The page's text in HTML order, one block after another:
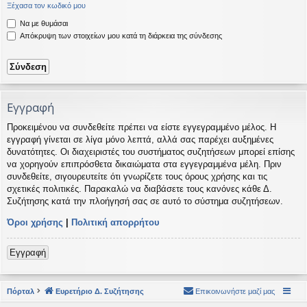
Ξέχασα τον κωδικό μου
Να με θυμάσαι
Απόκρυψη των στοιχείων μου κατά τη διάρκεια της σύνδεσης
Εγγραφή
Προκειμένου να συνδεθείτε πρέπει να είστε εγγεγραμμένο μέλος. Η
εγγραφή γίνεται σε λίγα μόνο λεπτά, αλλά σας παρέχει αυξημένες
δυνατότητες. Οι διαχειριστές του συστήματος συζητήσεων μπορεί επίσης
να χορηγούν επιπρόσθετα δικαιώματα στα εγγεγραμμένα μέλη. Πριν
συνδεθείτε, σιγουρευτείτε ότι γνωρίζετε τους όρους χρήσης και τις
σχετικές πολιτικές. Παρακαλώ να διαβάσετε τους κανόνες κάθε Δ.
Συζήτησης κατά την πλοήγησή σας σε αυτό το σύστημα συζητήσεων.
Όροι χρήσης | Πολιτική απορρήτου
Εγγραφή
Πόρταλ Ευρετήριο Δ. Συζήτησης Επικοινωνήστε μαζί μας